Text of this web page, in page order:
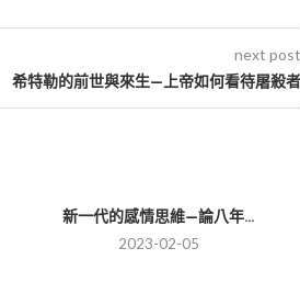
next post
希特勒的前世與來生—上帝如何看待屠殺者
新一代的感情思維—論八年...
2023-02-05